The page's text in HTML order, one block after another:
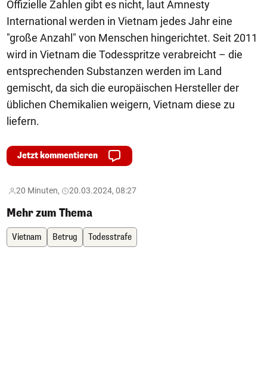
Offizielle Zahlen gibt es nicht, laut Amnesty
International werden in Vietnam jedes Jahr eine
"große Anzahl" von Menschen hingerichtet. Seit 2011
wird in Vietnam die Todesspritze verabreicht – die
entsprechenden Substanzen werden im Land
gemischt, da sich die europäischen Hersteller der
üblichen Chemikalien weigern, Vietnam diese zu
liefern.
Jetzt kommentieren
20 Minuten, 20.03.2024, 08:27
Mehr zum Thema
Vietnam Betrug Todesstrafe